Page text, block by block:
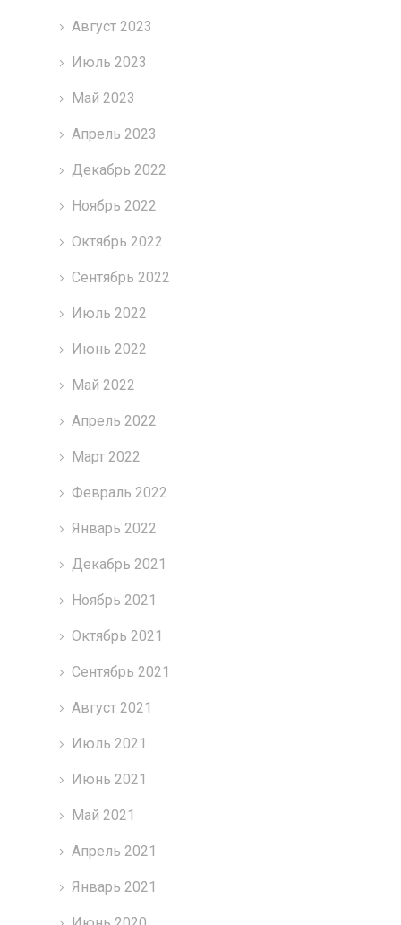
Август 2023
Июль 2023
Май 2023
Апрель 2023
Декабрь 2022
Ноябрь 2022
Октябрь 2022
Сентябрь 2022
Июль 2022
Июнь 2022
Май 2022
Апрель 2022
Март 2022
Февраль 2022
Январь 2022
Декабрь 2021
Ноябрь 2021
Октябрь 2021
Сентябрь 2021
Август 2021
Июль 2021
Июнь 2021
Май 2021
Апрель 2021
Январь 2021